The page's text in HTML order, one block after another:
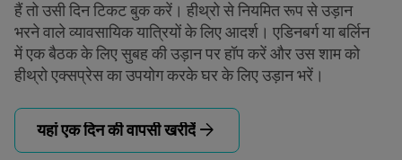
हैं तो उसी दिन टिकट बुक करें। हीथ्रो से नियमित रूप से उड़ान
भरने वाले व्यावसायिक यात्रियों के लिए आदर्श। एडिनबर्ग या बर्लिन
में एक बैठक के लिए सुबह की उड़ान पर हॉप करें और उस शाम को
हीथ्रो एक्सप्रेस का उपयोग करके घर के लिए उड़ान भरें।
यहां एक दिन की वापसी खरीदें arrow_forward